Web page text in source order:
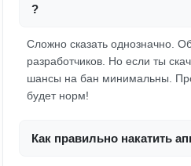
?
Сложно сказать однозначно.
разработчиков. Но если ты
шансы на бан минимальны.
будет норм!
Как правильно накатить